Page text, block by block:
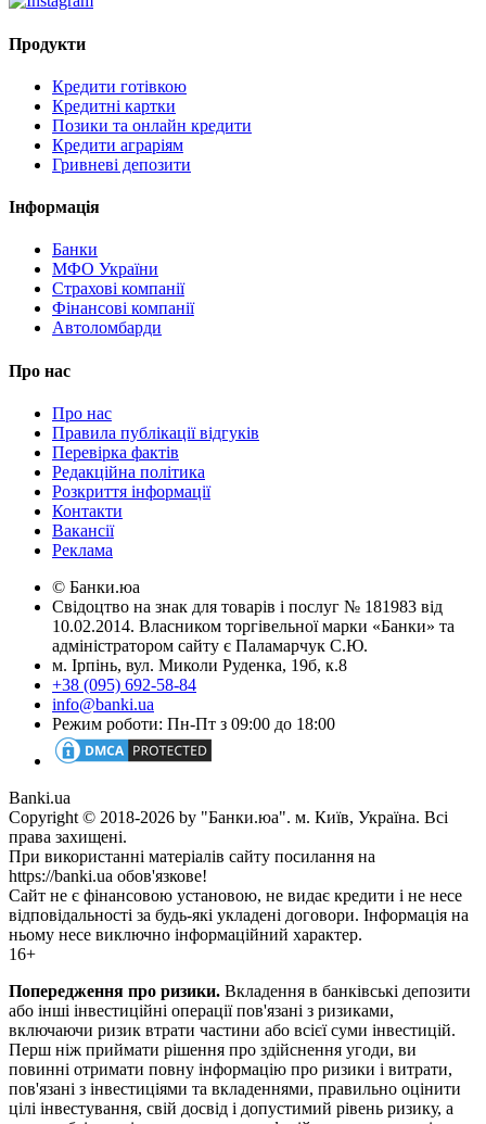
Продукти
Кредити готівкою
Кредитні картки
Позики та онлайн кредити
Кредити аграріям
Гривневі депозити
Інформація
Банки
МФО України
Страхові компанії
Фінансові компанії
Автоломбарди
Про нас
Про нас
Правила публікації відгуків
Перевірка фактів
Редакційна політика
Розкриття інформації
Контакти
Вакансії
Реклама
© Банки.юа
Свідоцтво на знак для товарів і послуг № 181983 від
10.02.2014. Власником торгівельної марки «Банки» та
адміністратором сайту є Паламарчук С.Ю.
м. Ірпінь, вул. Миколи Руденка, 19б, к.8
+38 (095) 692-58-84
info@banki.ua
Режим роботи: Пн-Пт з 09:00 до 18:00
Banki.ua
Copyright © 2018-2026 by "Банки.юа". м. Київ, Україна. Всі
права захищені.
При використанні матеріалів сайту посилання на
https://banki.ua обов'язкове!
Сайт не є фінансовою установою, не видає кредити і не несе
відповідальності за будь-які укладені договори. Інформація на
ньому несе виключно інформаційний характер.
16+
Попередження про ризики. Вкладення в банківські депозити
або інші інвестиційні операції пов'язані з ризиками,
включаючи ризик втрати частини або всієї суми інвестицій.
Перш ніж приймати рішення про здійснення угоди, ви
повинні отримати повну інформацію про ризики і витрати,
пов'язані з інвестиціями та вкладеннями, правильно оцінити
цілі інвестування, свій досвід і допустимий рівень ризику, а